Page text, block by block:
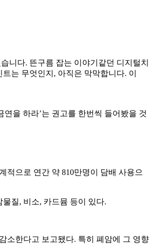
니다. 뜬구름 잡는 이야기같던 디지털치
는 무엇인지, 아직은 막막합니다. 이
을 하라’는 권고를 한번씩 들어봤을 것
적으로 연간 약 810만명이 담배 사용으
질, 비소, 카드뮴 등이 있다.
소한다고 보고됐다. 특히 폐암에 그 영향